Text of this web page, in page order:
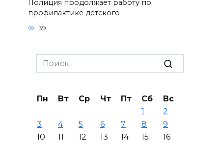
Полиция продолжает работу по
профилактике детского
39
Search
for:
Пн Вт Ср Чт Пт Сб
Вс
1
2
3
4 5 6 7 8
9
10
11 12 13 14 15
16